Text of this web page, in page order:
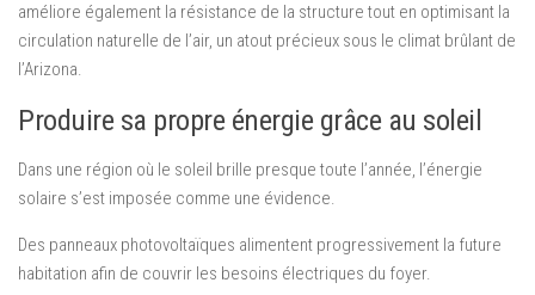
améliore également la résistance de la structure tout en optimisant la
circulation naturelle de l’air, un atout précieux sous le climat brûlant de
l’Arizona.
Produire sa propre énergie grâce au soleil
Dans une région où le soleil brille presque toute l’année, l’énergie
solaire s’est imposée comme une évidence.
Des panneaux photovoltaïques alimentent progressivement la future
habitation afin de couvrir les besoins électriques du foyer.